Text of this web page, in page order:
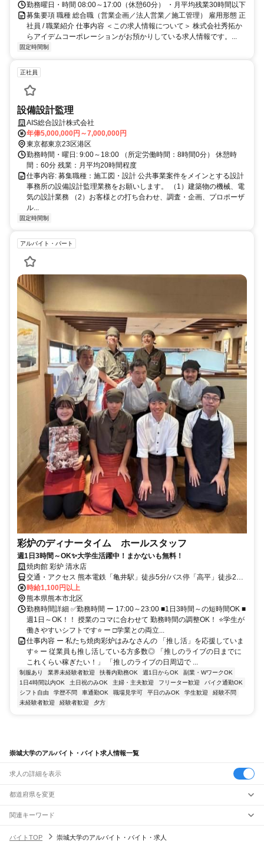
勤務曜日・時間 08:00～17:00（休憩60分） ・月平均残業30時間以下
募集要項 職種 総合職（営業企画／法人営業／施工管理） 雇用形態 正
社員 / 職業紹介 仕事内容 ＜この求人情報について＞ 株式会社秀拓か
らアイデムコーポレーションがお預かりしている求人情報です。...
固定時間制
正社員
設備設計監理
AIS総合設計株式会社
年俸5,000,000円～7,000,000円
東京都東京23区港区
勤務時間・曜日: 9:00～18:00 （所定労働時間：8時間0分） 休憩時
間：60分 残業：月平均20時間程度
仕事内容: 募集職種：施工図・設計 公共事業案件をメインとする設計
事務所の設備設計監理業務をお願いします。 （1）建築物の機械、電
気の設計業務 （2）お客様との打ち合わせ、調査・企画、プロポーザ
ル...
固定時間制
アルバイト・パート
彩炉のディナータイム ホールスタッフ
週1日3時間～OK✨大学生活躍中！まかないも無料！
焼肉館 彩炉 清水店
交通・アクセス 熊本電鉄「亀井駅」徒歩5分/バス停「高平」徒歩2分/
車通勤OK！/ルーテル学院・崇城大学・熊本保健科学大学～車で6～9
分
時給1,100円以上
熊本県熊本市北区
勤務時間詳細 ✅勤務時間 ー 17:00～23:00 ■1日3時間～の短時間OK ■
週1日～OK！！ 授業のコマに合わせて 勤務時間の調整OK！ ⭐学生が
働きやすいシフトです⭐ ー □学業との両立...
仕事内容 ー 私たち焼肉彩炉はみなさんの 「推し活」を応援していま
す⭐ ー 従業員も推し活している方多数◎ 「推しのライブの日までに
これくらい稼ぎたい！」 「推しのライブの日周辺で ...
制服あり 業界未経験者歓迎 扶養内勤務OK 週1日からOK
副業・WワークOK
1日4時間以内OK
土日祝のみOK 主婦・主夫歓迎 フリーター歓迎
バイク通勤OK
シフト自由
学歴不問 車通勤OK 職場見学可 平日のみOK 学生歓迎
経験不問
未経験者歓迎
経験者歓迎 夕方
崇城大学のアルバイト・バイト求人情報一覧
求人の詳細を表示
都道府県を変更
関連キーワード
バイトTOP
崇城大学のアルバイト・バイト・求人